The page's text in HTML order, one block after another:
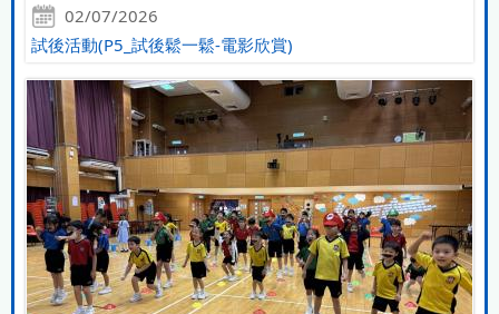
02/07/2026
試後活動(P5_試後鬆一鬆-電影欣賞)